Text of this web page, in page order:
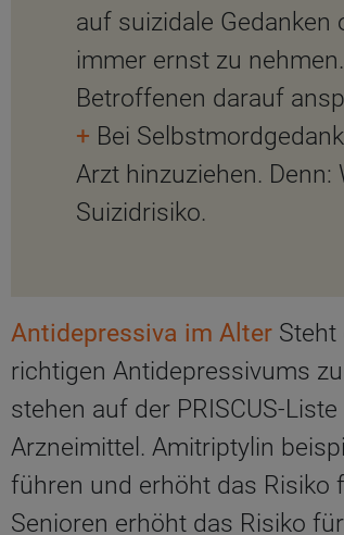
auf suizidale
immer ernst zu
Betroffenen darauf
+ Bei
Arzt hinzuziehen.
Suizidrisiko.
Antidepressiva im Alter Steht
richtigen Antidepressivums
stehen auf der PRISCUS-
Arzneimittel. Amitriptylin
führen und erhöht das Risiko
Senioren erhöht das Risiko